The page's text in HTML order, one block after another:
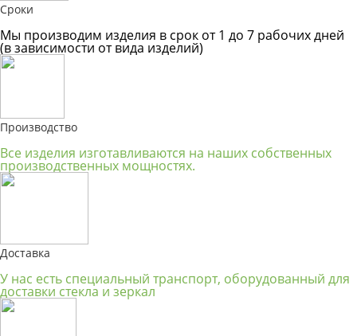
Сроки
Мы производим изделия в срок от 1 до 7 рабочих дней
(в зависимости от вида изделий)
Производство
Все изделия изготавливаются на наших собственных
производственных мощностях.
Доставка
У нас есть специальный транспорт, оборудованный для
доставки стекла и зеркал